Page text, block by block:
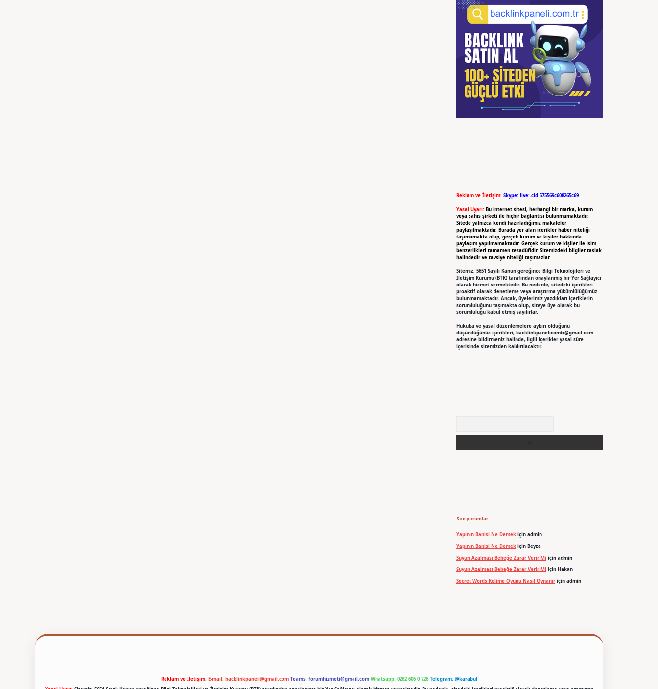
Reklam ve İletişim: Skype: live:.cid.575569c608265c69
Yasal Uyarı: Bu internet sitesi, herhangi bir marka, kurum
veya şahıs şirketi ile hiçbir bağlantısı bulunmamaktadır.
Sitede yalnızca kendi hazırladığımız makaleler
paylaşılmaktadır. Burada yer alan içerikler haber niteliği
taşımamakta olup, gerçek kurum ve kişiler hakkında
paylaşım yapılmamaktadır. Gerçek kurum ve kişiler ile isim
benzerlikleri tamamen tesadüfidir. Sitemizdeki bilgiler taslak
halindedir ve tavsiye niteliği taşımazlar.
Sitemiz, 5651 Sayılı Kanun gereğince Bilgi Teknolojileri ve
İletişim Kurumu (BTK) tarafından onaylanmış bir Yer Sağlayıcı
olarak hizmet vermektedir. Bu nedenle, sitedeki içerikleri
proaktif olarak denetleme veya araştırma yükümlülüğümüz
bulunmamaktadır. Ancak, üyelerimiz yazdıkları içeriklerin
sorumluluğunu taşımakta olup, siteye üye olarak bu
sorumluluğu kabul etmiş sayılırlar.
Hukuka ve yasal düzenlemelere aykırı olduğunu
düşündüğünüz içerikleri, backlinkpanelicomtr@gmail.com
adresine bildirmeniz halinde, ilgili içerikler yasal süre
içerisinde sitemizden kaldırılacaktır.
Son yorumlar
Yapının Banisi Ne Demekiçin admin
Yapının Banisi Ne Demekiçin Beyza
Suyun Azalması Bebeğe Zarar Verir Miiçin admin
Suyun Azalması Bebeğe Zarar Verir Miiçin Hakan
Secret Words Kelime Oyunu Nasıl Oynanıriçin admin
Reklam ve İletişim: E-mail: backlinkpaneli@gmail.com Teams: forumhizmeti@gmail.com Whatsapp: 0262 606 0 726 Telegram: @karabul